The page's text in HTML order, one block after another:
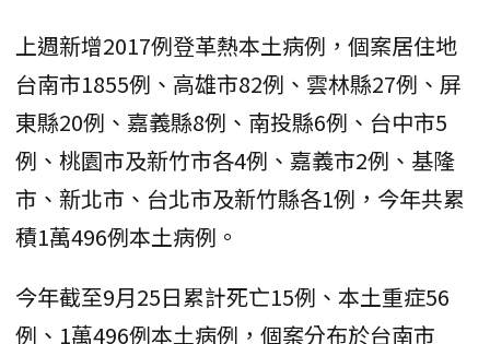
上週新增2017例登革熱本土病例，個案居住地
台南市1855例、高雄市82例、雲林縣27例、屏
東縣20例、嘉義縣8例、南投縣6例、台中市5
例、桃園市及新竹市各4例、嘉義市2例、基隆
市、新北市、台北市及新竹縣各1例，今年共累
積1萬496例本土病例。
今年截至9月25日累計死亡15例、本土重症56
例、1萬496例本土病例，個案分布於台南市